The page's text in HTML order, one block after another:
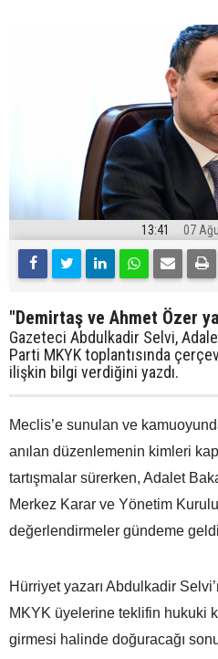
13:41 07
"Demirtaş ve Ahmet Özer
Gazeteci Abdulkadir Selvi,
Parti MKYK toplantısında
ilişkin bilgi verdiğini yazdı.
Meclis’e sunulan ve
anılan düzenlemenin kimleri
tartışmalar sürerken, Adalet
Merkez Karar ve Yönetim Kurulu
değerlendirmeler gündeme
Hürriyet yazarı Abdulkadir
MKYK üyelerine teklifin hukuki
girmesi halinde doğuracağı